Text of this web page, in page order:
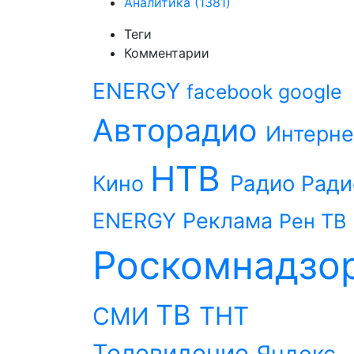
Теги
Комментарии
ENERGY facebook google
Авторадио
Кино НТВ Радио
ENERGY Реклама Рен ТВ
СМИ ТВ ТНТ